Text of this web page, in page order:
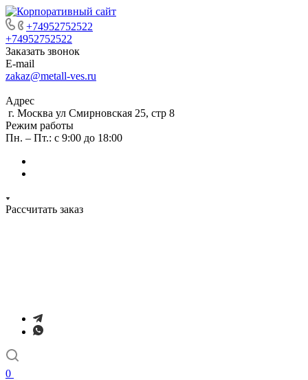
+74952752522
+74952752522
Заказать звонок
E-mail
zakaz@metall-ves.ru
Адрес
г. Москва ул Смирновская 25, стр 8
Режим работы
Пн. – Пт.: с 9:00 до 18:00
Рассчитать заказ
0